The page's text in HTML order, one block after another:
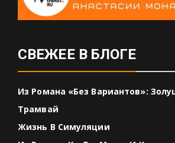
СВЕЖЕЕ В БЛОГЕ
Из Романа «Без Вариантов»:
Трамвай
Жизнь В Симуляции